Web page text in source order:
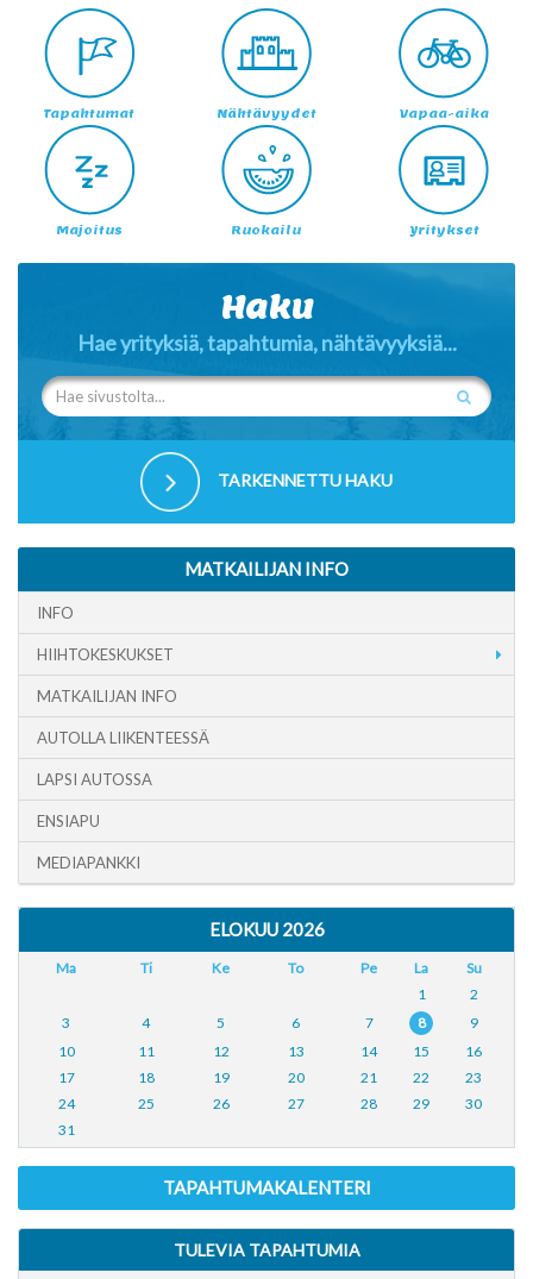
Tapahtumat Nähtävyydet Vapaa-aika
Majoitus Ruokailu Yritykset
Haku
Hae yrityksiä, tapahtumia, nähtävyyksiä...
TARKENNETTU HAKU
MATKAILIJAN INFO
INFO
HIIHTOKESKUKSET
MATKAILIJAN INFO
AUTOLLA LIIKENTEESSÄ
LAPSI AUTOSSA
ENSIAPU
MEDIAPANKKI
ELOKUU 2026
Ma Ti Ke To Pe La
Su
1
2
3
4 5 6 7 8
9
10
11 12 13 14 15
16
17
18 19 20 21 22
23
24
25 26 27 28 29
30
31
TAPAHTUMAKALENTERI
TULEVIA TAPAHTUMIA